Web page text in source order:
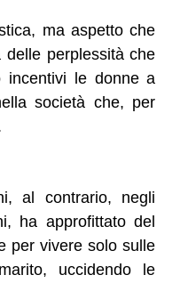
ma aspetto che
perplessità che
incentivi le donne a
società che, per
al contrario, negli
ha approfittato del
per vivere solo sulle
uccidendo le